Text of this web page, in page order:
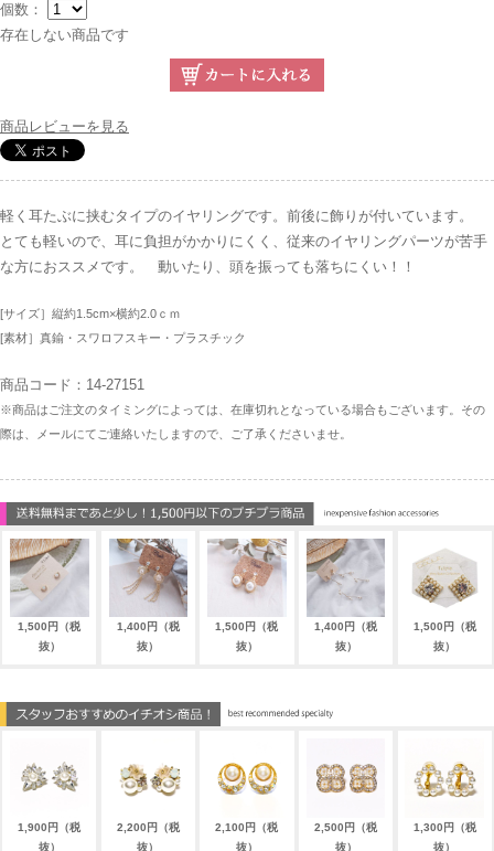
個数：
存在しない商品です
商品レビューを見る
軽く耳たぶに挟むタイプのイヤリングです。前後に飾りが付いています。
とても軽いので、耳に負担がかかりにくく、従来のイヤリングパーツが苦手
な方におススメです。 動いたり、頭を振っても落ちにくい！！
[サイズ］縦約1.5cm×横約2.0ｃｍ
[素材］真鍮・スワロフスキー・プラスチック
商品コード：14-27151
※商品はご注文のタイミングによっては、在庫切れとなっている場合もございます。その
際は、メールにてご連絡いたしますので、ご了承くださいませ。
1,500円（税
抜）
1,400円（税
抜）
1,500円（税
抜）
1,400円（税
抜）
1,500円（税
抜）
1,900円（税
抜）
2,200円（税
抜）
2,100円（税
抜）
2,500円（税
抜）
1,300円（税
抜）